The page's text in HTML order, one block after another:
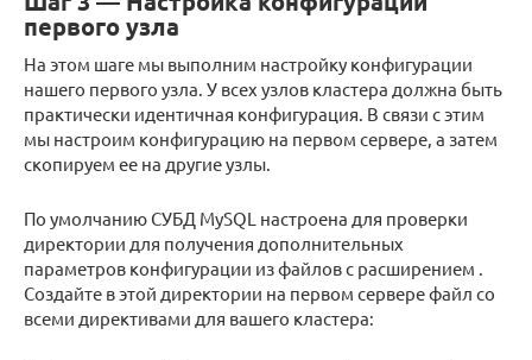
первого узла
На этом шаге мы выполним настройку конфигурации
нашего первого узла. У всех узлов кластера должна быть
практически идентичная конфигурация. В связи с этим
мы настроим конфигурацию на первом сервере, а затем
скопируем ее на другие узлы.
По умолчанию СУБД MySQL настроена для проверки
директории для получения дополнительных
параметров конфигурации из файлов с расширением .
Создайте в этой директории на первом сервере файл со
всеми директивами для вашего кластера: